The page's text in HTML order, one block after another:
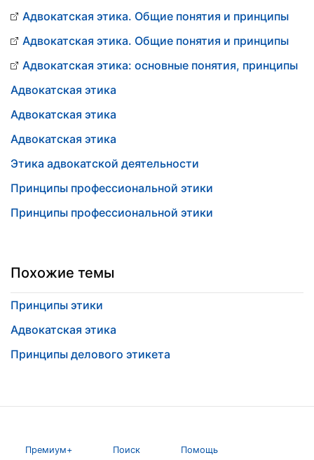
Адвокатская этика. Общие понятия и принципы
Адвокатская этика. Общие понятия и принципы
Адвокатская этика: основные понятия, принципы
Адвокатская этика
Адвокатская этика
Адвокатская этика
Этика адвокатской деятельности
Принципы профессиональной этики
Принципы профессиональной этики
Похожие темы
Принципы этики
Адвокатская этика
Принципы делового этикета
Премиум+ Поиск Помощь